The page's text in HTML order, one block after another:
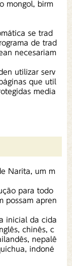
mongol, birm
se trad
de trad
necesariam
utilizar serv
que util
media
Narita, um m
para todo
possam apren
inicial da cida
chinês, c
nepalê
indoné